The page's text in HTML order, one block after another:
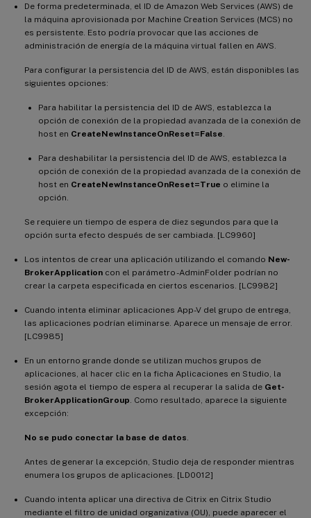
De forma predeterminada, el ID de Amazon Web Services (AWS) de
la máquina aprovisionada por Machine Creation Services (MCS) no
es persistente. Esto podría provocar que las acciones de
administración de energía de la máquina virtual fallen en AWS.
Para configurar la persistencia del ID de AWS, están disponibles las
siguientes opciones:
Para habilitar la persistencia del ID de AWS, establezca la
opción de conexión de la propiedad avanzada de la conexión de
host en CreateNewInstanceOnReset=False
Para deshabilitar la persistencia del ID de AWS, establezca la
opción de conexión de la propiedad avanzada de la conexión de
host en CreateNewInstanceOnReset=True o elimine la
opción.
Se requiere un tiempo de espera de diez segundos para que la
opción surta efecto después de ser cambiada. [LC9960]
Los intentos de crear una aplicación utilizando el comando New-
BrokerApplication con el parámetro -AdminFolder podrían no
crear la carpeta especificada en ciertos escenarios. [LC9982]
Cuando intenta eliminar aplicaciones App-V del grupo de entrega,
las aplicaciones podrían eliminarse. Aparece un mensaje de error.
[LC9985]
En un entorno grande donde se utilizan muchos grupos de
aplicaciones, al hacer clic en la ficha Aplicaciones en Studio, la
sesión agota el tiempo de espera al recuperar la salida de Get-
BrokerApplicationGroup . Como resultado, aparece la siguiente
excepción:
No se pudo conectar la base de datos
Antes de generar la excepción, Studio deja de responder mientras
enumera los grupos de aplicaciones. [LD0012]
Cuando intenta aplicar una directiva de Citrix en Citrix Studio
mediante el filtro de unidad organizativa (OU), puede aparecer el